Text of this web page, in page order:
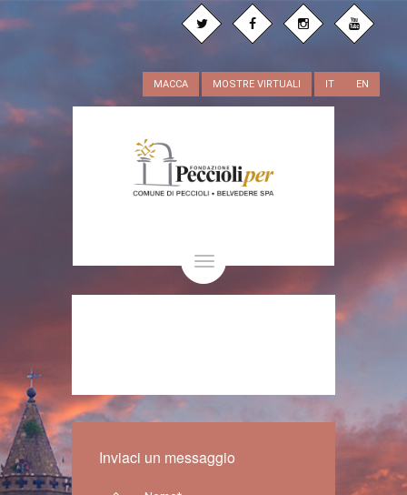
MACCA MOSTRE VIRTUALI IT EN
Toggle
navigation
Inviaci un messaggio